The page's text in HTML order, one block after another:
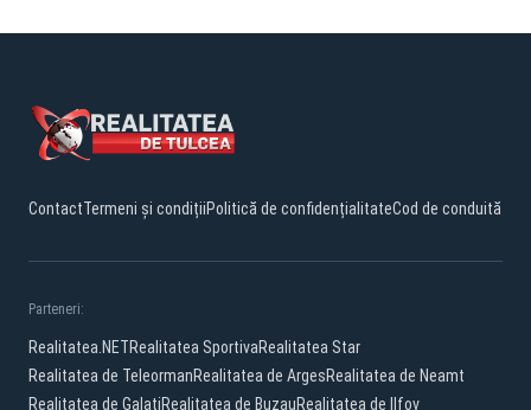
ContactTermeni și condițiiPolitică de confidențialitateCod de conduită
Parteneri:
Realitatea.NETRealitatea SportivaRealitatea Star
Realitatea de TeleormanRealitatea de ArgesRealitatea de Neamt
Realitatea de GalatiRealitatea de BuzauRealitatea de Ilfov